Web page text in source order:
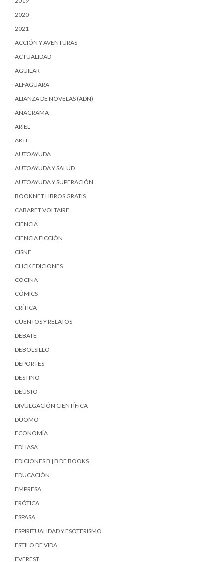
2020
2021
ACCIÓN Y AVENTURAS
ACTUALIDAD
AGUILAR
ALFAGUARA
ALIANZA DE NOVELAS (ADN)
ANAGRAMA
ARIEL
ARTE
AUTOAYUDA
AUTOAYUDA Y SALUD
AUTOAYUDA Y SUPERACIÓN
BOOKNET LIBROS GRATIS
CABARET VOLTAIRE
CIENCIA
CIENCIA FICCIÓN
CISNE
CLICK EDICIONES
COCINA
CÓMICS
CRÍTICA
CUENTOS Y RELATOS
DEBATE
DEBOLSILLO
DEPORTES
DESTINO
DEUSTO
DIVULGACIÓN CIENTÍFICA
DUOMO
ECONOMÍA
EDHASA
EDICIONES B | B DE BOOKS
EDUCACIÓN
EMPRESA
ERÓTICA
ESPASA
ESPIRITUALIDAD Y ESOTERISMO
ESTILO DE VIDA
EVEREST